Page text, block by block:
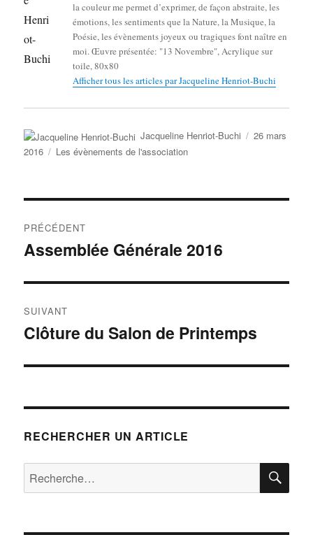
la couleur me permet d’exprimer, de façon abstraite, les
émotions, les sentiments que la Nature, la Musique, la
Poésie, les évènements joyeux ou tragiques font naître en
moi. Œuvre présentée: "13 Novembre", Acrylique sur
toile, 80x80
Afficher tous les articles par Jacqueline Henriot-Buchi
Auteur
Jacqueline Henriot-Buchi
Publié
26 mars
2016
Catégories
Les évènements de l'association
de
PRÉCÉDENT
Publication
Assemblée Générale 2016
SUIVANT
Publication
Clôture du Salon de Printemps
RECHERCHER UN ARTICLE
Recherche
pour :